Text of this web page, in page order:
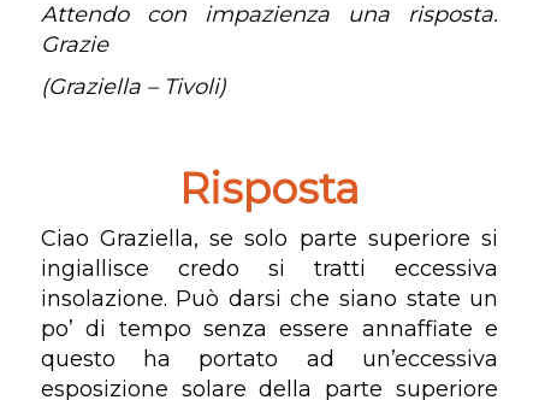
Attendo con impazienza una risposta.
Grazie
(Graziella – Tivoli)
Risposta
Ciao Graziella, se solo parte superiore si
ingiallisce credo si tratti eccessiva
insolazione. Può darsi che siano state un
po’ di tempo senza essere annaffiate e
questo ha portato ad un’eccessiva
esposizione solare della parte superiore